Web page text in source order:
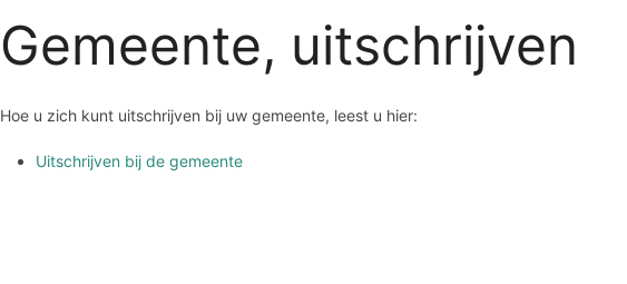
Gemeente, uitschrijven
Hoe u zich kunt uitschrijven bij uw gemeente, leest u hier:
Uitschrijven bij de gemeente